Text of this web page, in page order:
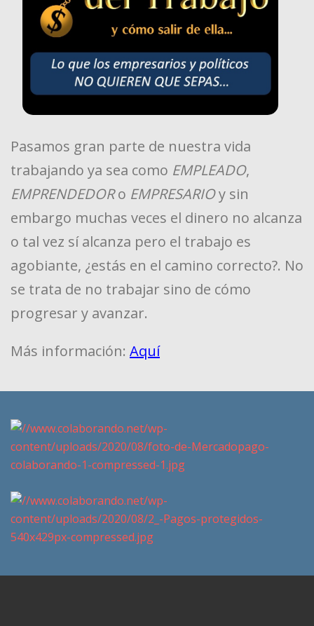
Pasamos gran parte de nuestra vida
trabajando ya sea como EMPLEADO,
EMPRENDEDORo EMPRESARIOy sin
embargo muchas veces el dinero no alcanza
o tal vez sí alcanza pero el trabajo es
agobiante, ¿estás en el camino correcto?. No
se trata de no trabajar sino de cómo
progresar y avanzar.
Más información: Aquí